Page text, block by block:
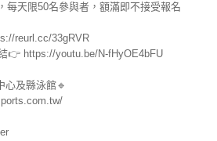
每天限50名參與者，額滿即不接受報名
reurl.cc/33gRVR
👉 https://youtu.be/N-fHyOE4bFU
心及縣泳館🔹